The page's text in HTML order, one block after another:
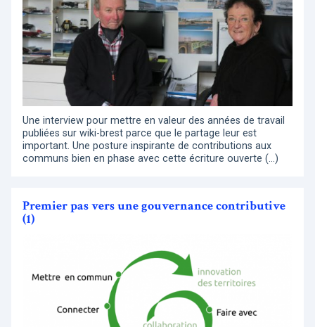
Une interview pour mettre en valeur des années de travail
publiées sur wiki-brest parce que le partage leur est
important. Une posture inspirante de contributions aux
communs bien en phase avec cette écriture ouverte (…)
Premier pas vers une gouvernance contributive
(1)